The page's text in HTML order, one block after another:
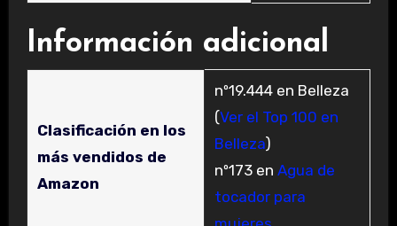
Información adicional
Clasificación en los
más vendidos de
Amazon
nº19.444 en Belleza
(Ver el Top 100 en
Belleza)
nº173 en Agua de
tocador para